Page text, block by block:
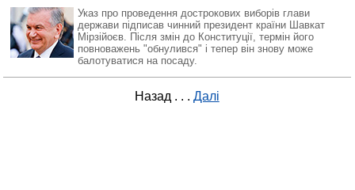
Указ про проведення дострокових виборів глави
держави підписав чинний президент країни Шавкат
Мірзійоєв. Після змін до Конституції, термін його
повноважень "обнулився" і тепер він знову може
балотуватися на посаду.
Назад . . . Далі